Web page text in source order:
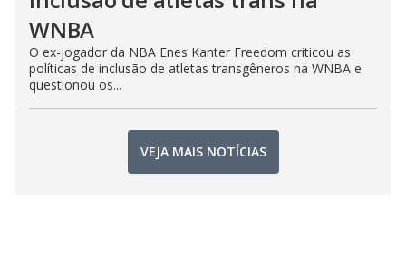
WNBA
O ex-jogador da NBA Enes Kanter Freedom criticou as
políticas de inclusão de atletas transgêneros na WNBA e
questionou os...
VEJA MAIS NOTÍCIAS